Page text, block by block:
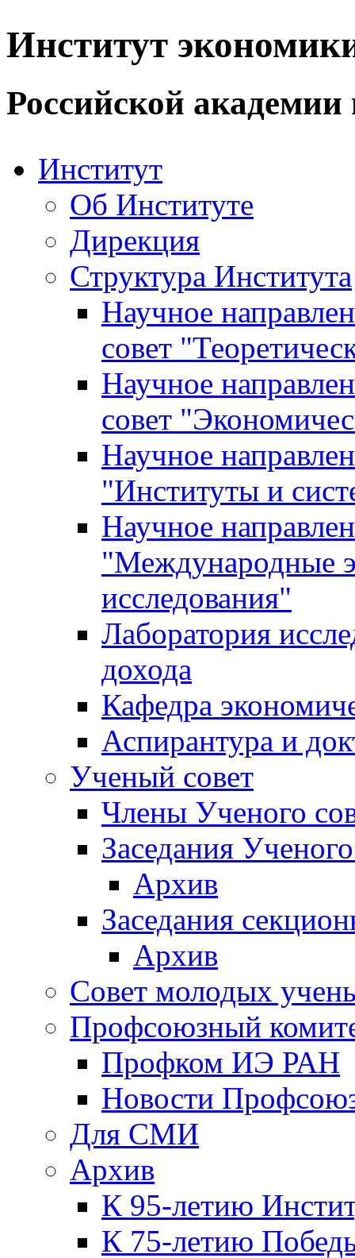
Институт
Российской академии
Институт
Об Институте
Дирекция
Структура Института
Научное
совет
Научное
совет
Научное
"Институты и
Научное
"Международные
исследования"
Лаборатория
дохода
Кафедра
Аспирантура и
Ученый совет
Члены Ученого
Заседания
Архив
Заседания
Архив
Совет молодых
Профсоюзный
Профком ИЭ РАН
Новости
Для СМИ
Архив
К 95-летию
К 75-летию